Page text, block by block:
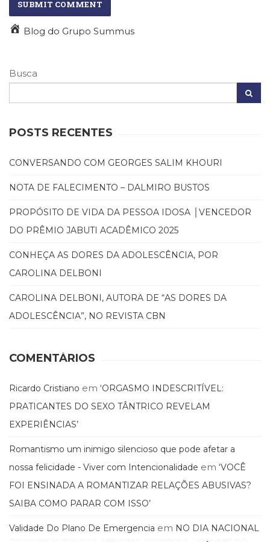
Blog do Grupo Summus
Busca
POSTS RECENTES
CONVERSANDO COM GEORGES SALIM KHOURI
NOTA DE FALECIMENTO – DALMIRO BUSTOS
PROPÓSITO DE VIDA DA PESSOA IDOSA │VENCEDOR
DO PRÊMIO JABUTI ACADÊMICO 2025
CONHEÇA AS DORES DA ADOLESCÊNCIA, POR
CAROLINA DELBONI
CAROLINA DELBONI, AUTORA DE “AS DORES DA
ADOLESCÊNCIA”, NO REVISTA CBN
COMENTÁRIOS
Ricardo Cristiano em ‘ORGASMO INDESCRITÍVEL:
PRATICANTES DO SEXO TÂNTRICO REVELAM
EXPERIÊNCIAS’
Romantismo um inimigo silencioso que pode afetar a
nossa felicidade - Viver com Intencionalidade em ‘VOCÊ
FOI ENSINADA A ROMANTIZAR RELAÇÕES ABUSIVAS?
SAIBA COMO PARAR COM ISSO’
Validade Do Plano De Emergencia em NO DIA NACIONAL